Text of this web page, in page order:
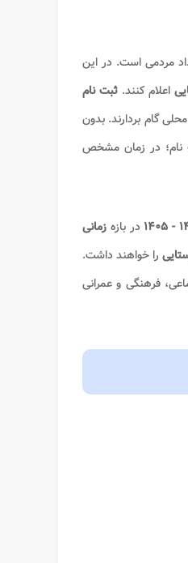
مردمی است. در این
اعلام کنند. ثبت نام
گام بردارند. بدون
نام؛ در زمان مشخص
در بازه زمانی
را خواهند داشت.
فرهنگی و عمرانی